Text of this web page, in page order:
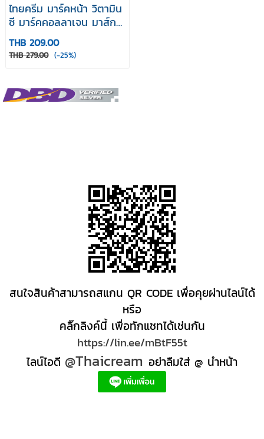
ไทยครีม มาร์คหน้า วิตามิน
ซี มาร์คคอลลาเจน มาส์ก
ผิว spa มาร์คผิวหน้า
thaicream collagen &
vitamin c facial clay
THB 209.00
THB 279.00 (-25%)
สนใจสินค้าสามารถสแกน QR CODE เพื่อคุยผ่านไลน์ได้
หรือ
คลิ๊กลิงค์นี้ เพื่อทักแชทได้เช่นกัน
https://lin.ee/mBtF55t
ไลน์ไอดี @Thaicream อย่าลืมใส่ @ นำหน้า